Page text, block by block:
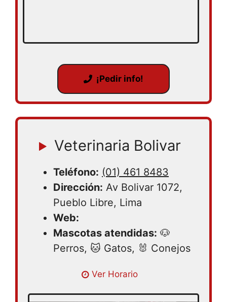
¡Pedir info!
Veterinaria Bolivar
Teléfono: (01) 461 8483
Dirección: Av Bolivar 1072,
Pueblo Libre, Lima
Web:
Mascotas atendidas: 🐶
Perros, 🐱 Gatos, 🐰 Conejos
Lunes 09:00 – 20:00 | Martes 09:00 –
09:00 – 20:00 | Viernes 09:00 – 20:00 |
Ver Horario